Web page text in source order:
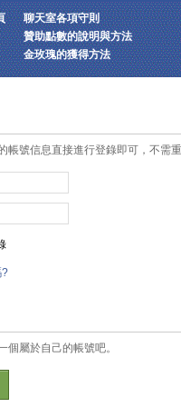
聊天室各項守則
贊助點數的說明與方法
金玫瑰的獲得方法
帳號信息直接進行登錄即可，不需
?
屬於自己的帳號吧。